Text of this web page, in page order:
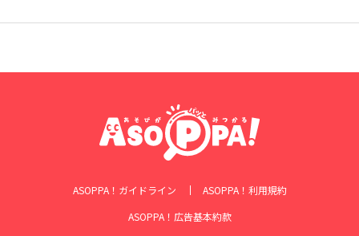
ASOPPA！ガイドライン
ASOPPA！利用規約
ASOPPA！広告基本約款